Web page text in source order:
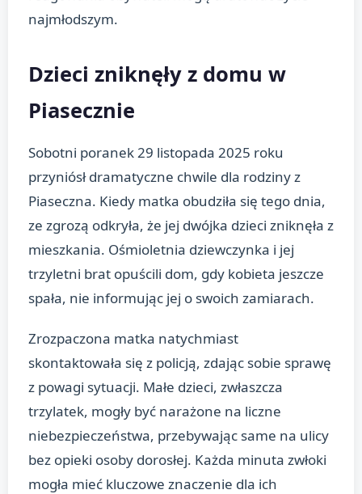
najmłodszym.
Dzieci zniknęły z domu w
Piasecznie
Sobotni poranek 29 listopada 2025 roku
przyniósł dramatyczne chwile dla rodziny z
Piaseczna. Kiedy matka obudziła się tego dnia,
ze zgrozą odkryła, że jej dwójka dzieci zniknęła z
mieszkania. Ośmioletnia dziewczynka i jej
trzyletni brat opuścili dom, gdy kobieta jeszcze
spała, nie informując jej o swoich zamiarach.
Zrozpaczona matka natychmiast
skontaktowała się z policją, zdając sobie sprawę
z powagi sytuacji. Małe dzieci, zwłaszcza
trzylatek, mogły być narażone na liczne
niebezpieczeństwa, przebywając same na ulicy
bez opieki osoby dorosłej. Każda minuta zwłoki
mogła mieć kluczowe znaczenie dla ich